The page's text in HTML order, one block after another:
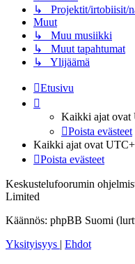
↳ Projektit/irtobiisit/
Muut
↳ Muu musiikki
↳ Muut tapahtumat
↳ Ylijäämä
Etusivu
Kaikki ajat ovat
Poista evästeet
Kaikki ajat ovat
Poista evästeet
Keskustelufoorumin
Limited
Käännös: phpBB Suomi
Yksityisyys | Ehdot